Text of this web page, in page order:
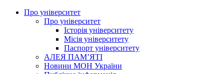
Про університет
Про університет
Історія університету
Місія університету
Паспорт університету
АЛЕЯ ПАМ’ЯТІ
Новини МОН України